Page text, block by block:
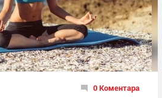
0 Коментара